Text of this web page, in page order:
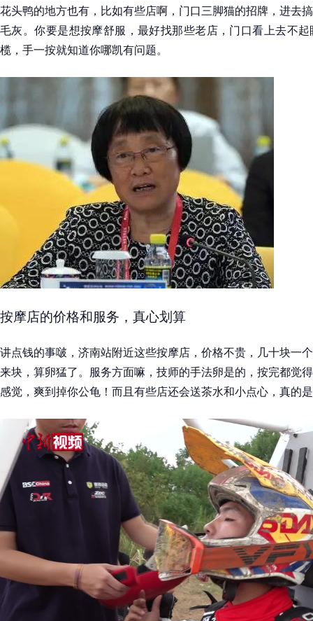
花头鸭的地方也有，比如有些店啊，门口三脚猫的招牌，进去
毛灰。你要是想按摩舒服，最好找那些老店，门口看上去不
榄，手一按就知道你哪凯有问题。
按摩店的价格和服务，真心划算
讲点钱的事啵，济南站附近这些按摩店，价格不贵，几十块一
来块，算卵猛了。服务方面嘛，技师的手法卵是的，按完都觉
感觉，爽到掉你公龟！而且有些店还会送茶水和小点心，真的